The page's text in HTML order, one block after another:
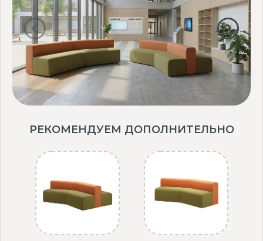
РЕКОМЕНДУЕМ ДОПОЛНИТЕЛЬНО